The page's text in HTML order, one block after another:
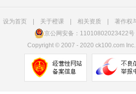
设为首页| 关于橙课| 相关资质
著作权
京公网安备：11010802023422号
Copyright ©2007 - 2020 ck100.com